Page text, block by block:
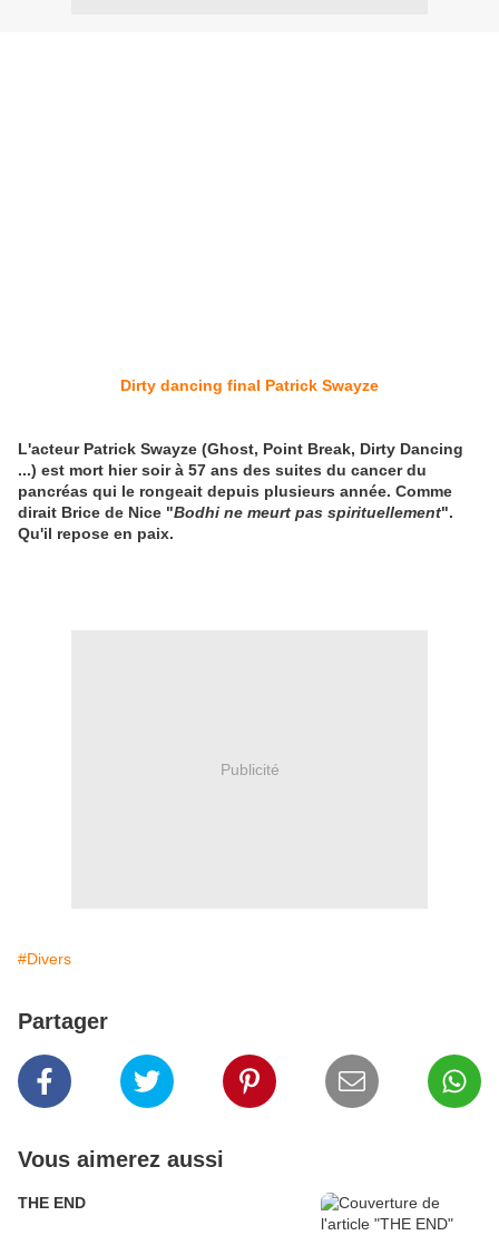
Dirty dancing final Patrick Swayze
L'acteur Patrick Swayze (Ghost, Point Break, Dirty Dancing
...) est mort hier soir à 57 ans des suites du cancer du
pancréas qui le rongeait depuis plusieurs année. Comme
dirait Brice de Nice "Bodhi ne meurt pas spirituellement".
Qu'il repose en paix.
Publicité
#Divers
Partager
Vous aimerez aussi
THE END